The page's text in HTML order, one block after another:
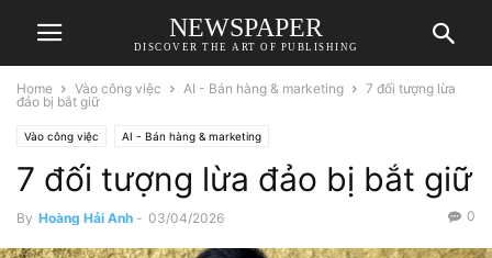
NEWSPAPER
DISCOVER THE ART OF PUBLISHING
Home Vào công việc AI - Bán hàng & marketing
7 đối tượng lừa
đảo bị bắt giữ
Vào công việc AI - Bán hàng & marketing
7 đối tượng lừa đảo bị bắt giữ
By Hoàng Hải Anh - 03/04/2026 0